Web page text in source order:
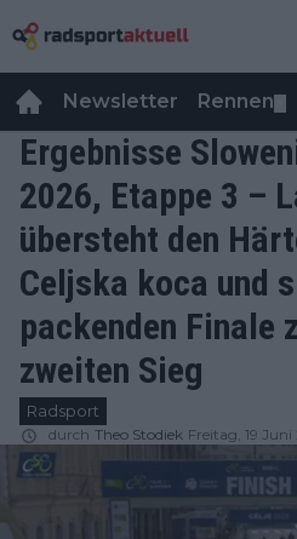
Newsletter Rennen
Ergebnisse
2026, Etappe 3 –
übersteht den
Celjska koca und
packenden Finale
zweiten Sieg
Radsport
durch Theo Stodiek Freitag, 19 Juni